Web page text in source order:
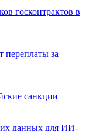
госконтрактов в
переплаты за
санкции
данных для ИИ-